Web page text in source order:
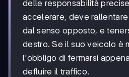
delle responsabilità
accelerare, deve
dal senso opposto, e
destro. Se il suo veicolo è
l'obbligo di fermarsi
defluire il traffico.